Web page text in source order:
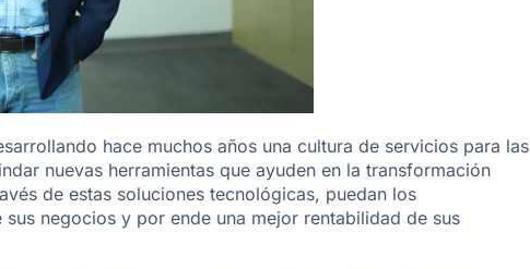
hace muchos años una cultura de servicios para las
nuevas herramientas que ayuden en la transformación
de estas soluciones tecnológicas, puedan los
negocios y por ende una mejor rentabilidad de sus